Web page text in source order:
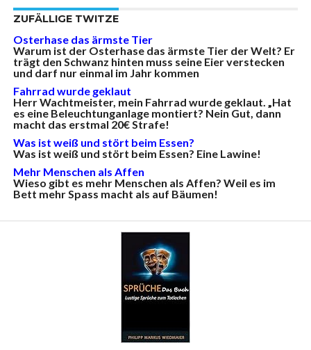
ZUFÄLLIGE TWITZE
Osterhase das ärmste Tier
Warum ist der Osterhase das ärmste Tier der Welt? Er
trägt den Schwanz hinten muss seine Eier verstecken
und darf nur einmal im Jahr kommen
Fahrrad wurde geklaut
Herr Wachtmeister, mein Fahrrad wurde geklaut. „Hat
es eine Beleuchtunganlage montiert? Nein Gut, dann
macht das erstmal 20€ Strafe!
Was ist weiß und stört beim Essen?
Was ist weiß und stört beim Essen? Eine Lawine!
Mehr Menschen als Affen
Wieso gibt es mehr Menschen als Affen? Weil es im
Bett mehr Spass macht als auf Bäumen!